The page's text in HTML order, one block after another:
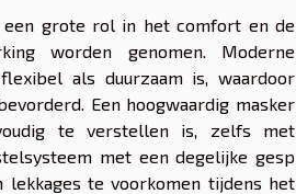
een grote rol in het comfort en de
worden genomen. Moderne
als duurzaam is, waardoor
Een hoogwaardig masker
te verstellen is, zelfs met
met een degelijke gesp
te voorkomen tijdens het